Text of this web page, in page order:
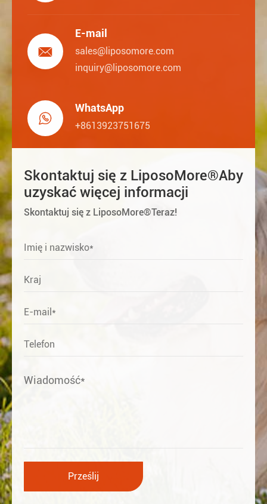

E-mail
sales@liposomore.com
inquiry@liposomore.com

WhatsApp
+8613923751675
Skontaktuj się z LiposoMore®Aby
uzyskać więcej informacji
Skontaktuj się z LiposoMore®Teraz!